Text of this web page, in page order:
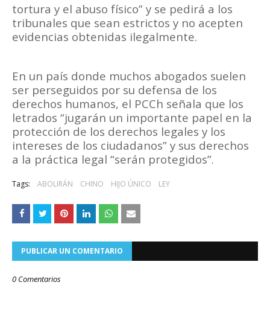
tortura y el abuso físico” y se pedirá a los
tribunales que sean estrictos y no acepten
evidencias obtenidas ilegalmente.
En un país donde muchos abogados suelen
ser perseguidos por su defensa de los
derechos humanos, el PCCh señala que los
letrados “jugarán un importante papel en la
protección de los derechos legales y los
intereses de los ciudadanos” y sus derechos
a la práctica legal “serán protegidos”.
Tags: ABOLIRÁN CHINO HIJO ÚNICO LEY
PUBLICAR UN COMENTARIO
0 Comentarios